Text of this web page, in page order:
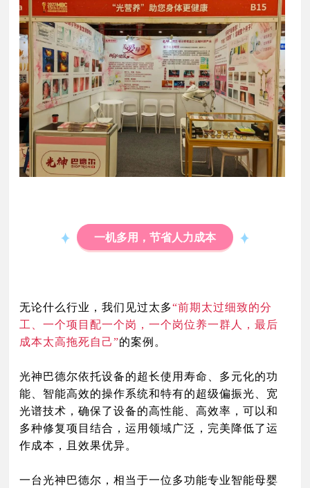
一机多用，节省人力成本
无论什么行业，我们见过太多“前期太过细致的分
工、一个项目配一个岗，一个岗位养一群人，最后
成本太高拖死自己”的案例。
光神巴德尔依托设备的超长使用寿命、多元化的功
能、智能高效的操作系统和特有的超级偏振光、宽
光谱技术，确保了设备的高性能、高效率，可以和
多种修复项目结合，运用领域广泛，完美降低了运
作成本，且效果优异。
一台光神巴德尔，相当于一位多功能专业智能母婴